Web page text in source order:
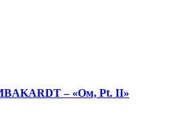
– «Ом, Pt. II»